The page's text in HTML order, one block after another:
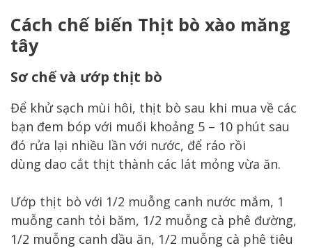
Cách chế biến Thịt bò xào măng
tây
Sơ chế và ướp thịt bò
Để khử sạch mùi hôi, thịt bò sau khi mua về các
bạn đem bóp với muối khoảng 5 – 10 phút sau
đó rửa lại nhiều lần với nước, để ráo rồi
dùng dao cắt thịt thành các lát mỏng vừa ăn.
Ướp thịt bò với 1/2 muỗng canh nước mắm, 1
muỗng canh tỏi băm, 1/2 muỗng cà phê đường,
1/2 muỗng canh dầu ăn, 1/2 muỗng cà phê tiêu